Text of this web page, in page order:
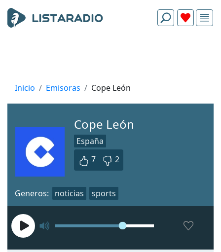
Inicio Emisoras Cope León
Cope León
España
7
2
Generos: noticias sports